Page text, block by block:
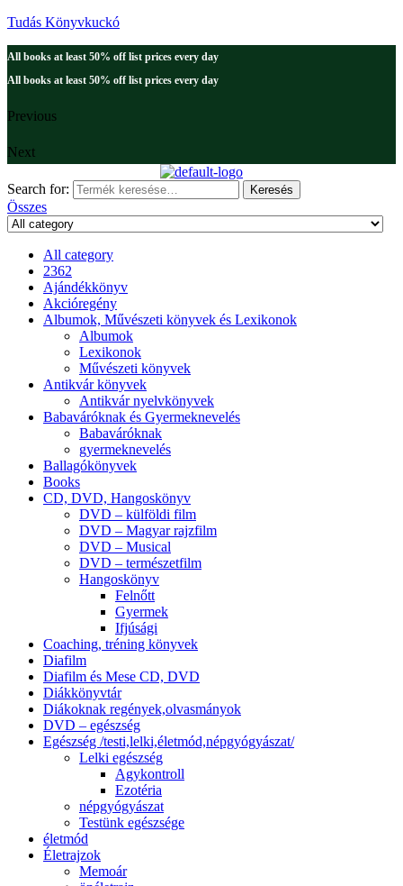
Tudás Könyvkuckó
All books at least 50% off list prices every day
All books at least 50% off list prices every day
Previous
Next
Search for: Keresés
Összes
All category
2362
Ajándékkönyv
Akcióregény
Albumok, Művészeti könyvek és Lexikonok
Albumok
Lexikonok
Művészeti könyvek
Antikvár könyvek
Antikvár nyelvkönyvek
Babaváróknak és Gyermeknevelés
Babaváróknak
gyermeknevelés
Ballagókönyvek
Books
CD, DVD, Hangoskönyv
DVD – külföldi film
DVD – Magyar rajzfilm
DVD – Musical
DVD – természetfilm
Hangoskönyv
Felnőtt
Gyermek
Ifjúsági
Coaching, tréning könyvek
Diafilm
Diafilm és Mese CD, DVD
Diákkönyvtár
Diákoknak regények,olvasmányok
DVD – egészség
Egészség /testi,lelki,életmód,népgyógyászat/
Lelki egészség
Agykontroll
Ezotéria
népgyógyászat
Testünk egészsége
életmód
Életrajzok
Memoár